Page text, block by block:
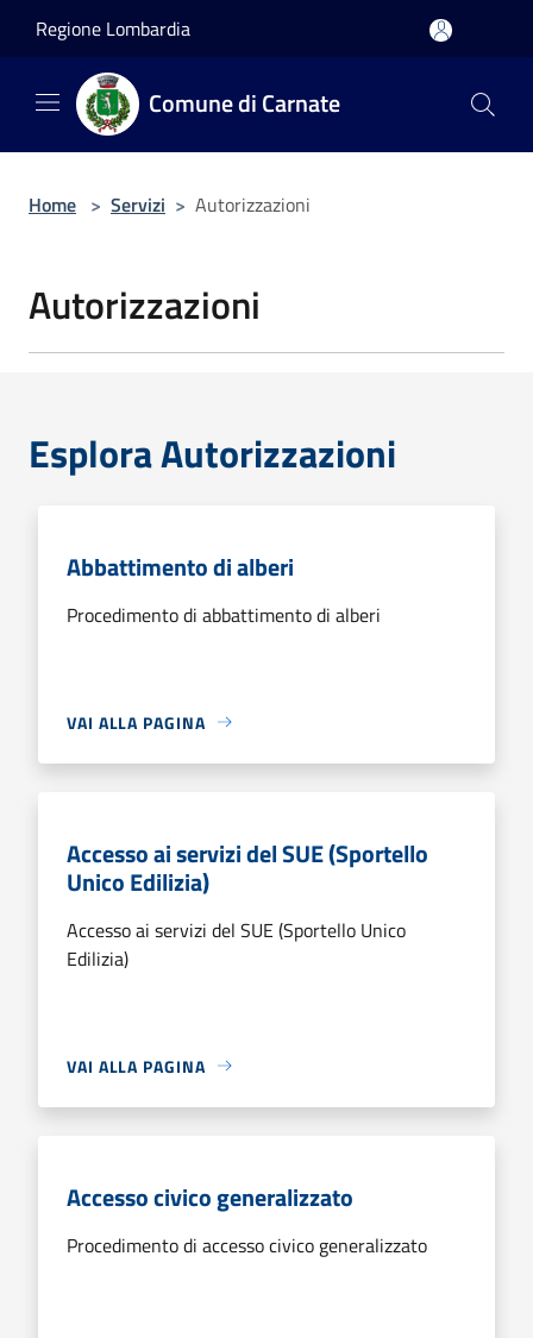
Regione Lombardia
Comune di Carnate
Home > Servizi > Autorizzazioni
Autorizzazioni
Esplora Autorizzazioni
Abbattimento di alberi
Procedimento di abbattimento di alberi
VAI ALLA PAGINA
Accesso ai servizi del SUE (Sportello
Unico Edilizia)
Accesso ai servizi del SUE (Sportello Unico
Edilizia)
VAI ALLA PAGINA
Accesso civico generalizzato
Procedimento di accesso civico generalizzato